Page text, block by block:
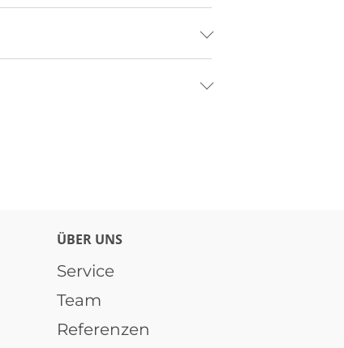
ÜBER UNS
Service
Team
Referenzen